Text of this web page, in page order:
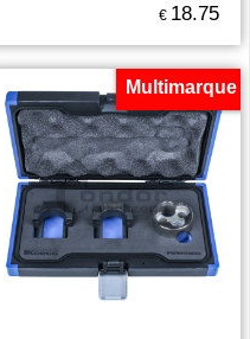
€ 18.75
Multimarque